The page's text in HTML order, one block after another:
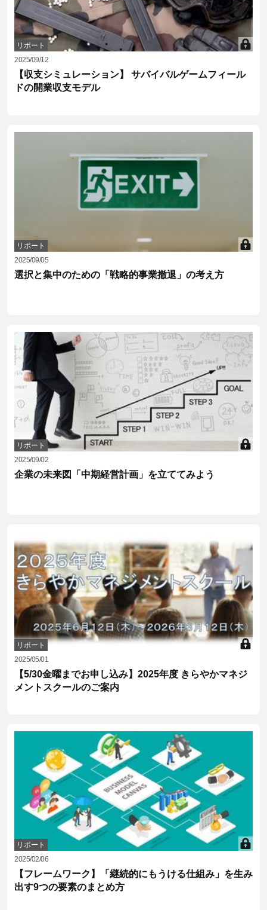
リポート
2025/09/12
【収支シミュレーション】 サバイバルゲームフィール
ドの開業収支モデル
リポート
2025/09/05
選択と集中のための「戦略的事業撤退」の考え方
リポート
2025/09/02
企業の未来図「中期経営計画」を立ててみよう
リポート
2025/05/01
【5/30金曜までお申し込み】2025年度 きらやかマネジ
メントスクールのご案内
リポート
2025/02/06
【フレームワーク】「継続的にもうける仕組み」を生み
出す9つの要素のまとめ方